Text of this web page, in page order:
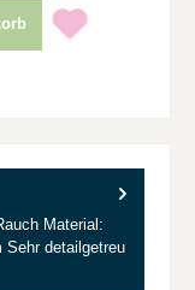
benutze die Schaltflächen
Material:
detailgetreu